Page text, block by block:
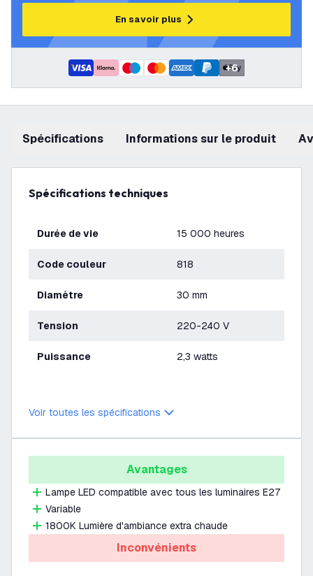
En savoir plus
+6
Spécifications Informations sur le produit
Spécifications techniques
Durée de vie 15 000 heures
Code couleur 818
Diamètre 30 mm
Tension 220-240 V
Puissance 2,3 watts
Voir toutes les spécifications
Avantages
Lampe LED compatible avec tous les luminaires E27
Variable
1800K Lumière d'ambiance extra chaude
Inconvénients